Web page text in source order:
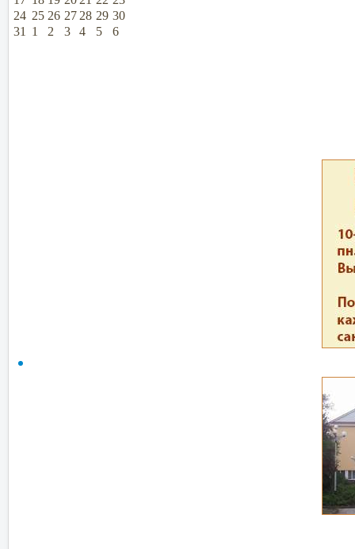
24 25 26 27 28 29 30
31
1 2 3 4 5 6